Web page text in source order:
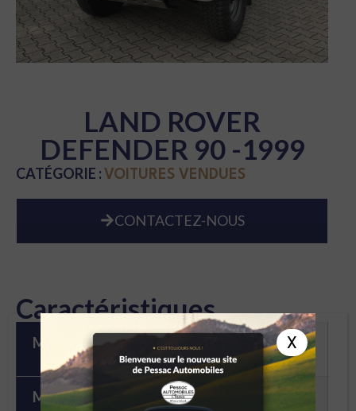
LAND ROVER
DEFENDER 90 -1999
CATÉGORIE : VOITURES VENDUES
CONTACTEZ-NOUS
Caractéristiques
Marque Land Rover
Modèle DEFENDER 90 -1999
X